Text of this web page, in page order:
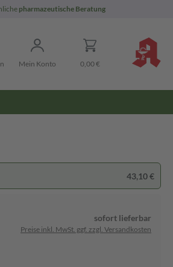
pharmazeutische Beratung
Mein Konto 0,00 €
43,10 €
sofort lieferbar
Preise inkl. MwSt. ggf. zzgl. Versandkosten